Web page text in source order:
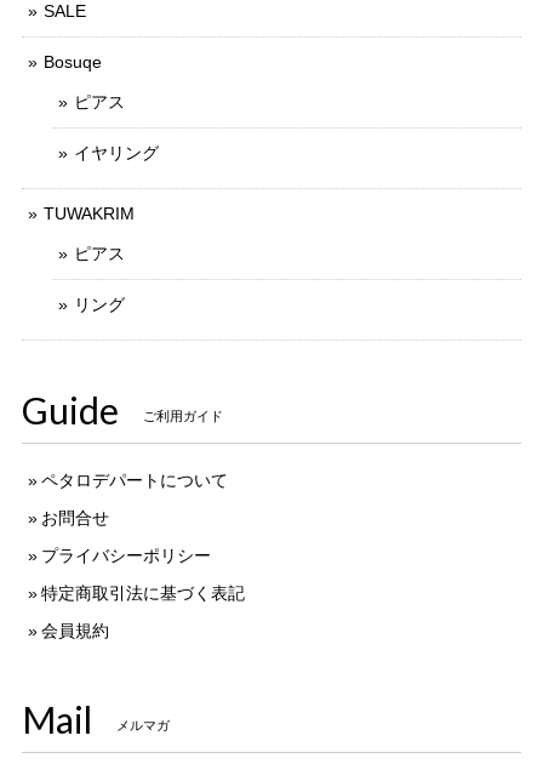
SALE
Bosuqe
ピアス
イヤリング
TUWAKRIM
ピアス
リング
Guide ご利用ガイド
ペタロデパートについて
お問合せ
プライバシーポリシー
特定商取引法に基づく表記
会員規約
Mail メルマガ